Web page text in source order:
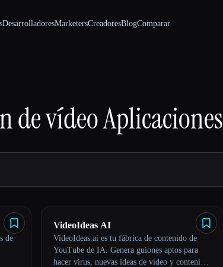
DesarrolladoresMarketersCreadoresBlogComparar
de vídeoAplicaciones
de
VideoIdeas AI
VideoIdeas.ai es tu fábrica de contenido de
YouTube de IA. Genera guiones aptos para
hacer virus, nuevas ideas de vídeo y contenido